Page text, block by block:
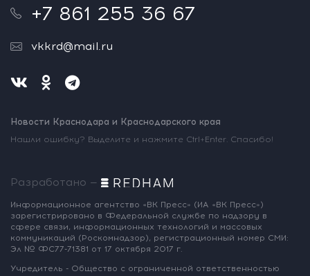
+7 861 255 36 67
vkkrd@mail.ru
Новости Краснодара и Краснодарского края
Нашли ошибку? Выделите и нажмите Ctrl+Enter. Спасибо!
Разработано —
Информационное агентство «ВК Пресс» (ИА «ВК Пресс»)
зарегистрировано в Федеральной службе по надзору в
сфере связи, информационных технологий и массовых
коммуникаций (Роскомнадзор), регистрационный номер СМИ:
Эл № ФС77-71381 от 17 октября 2017 г.
Учредитель - Общество с ограниченной ответственностью